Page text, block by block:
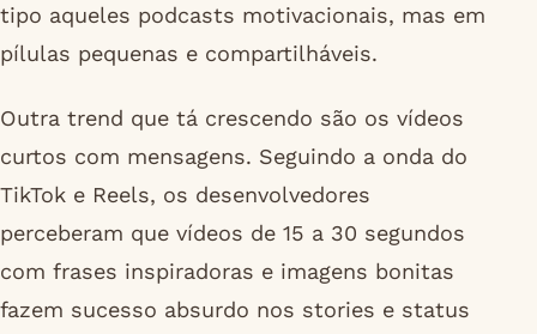
tipo aqueles podcasts motivacionais, mas em
pílulas pequenas e compartilháveis.
Outra trend que tá crescendo são os vídeos
curtos com mensagens. Seguindo a onda do
TikTok e Reels, os desenvolvedores
perceberam que vídeos de 15 a 30 segundos
com frases inspiradoras e imagens bonitas
fazem sucesso absurdo nos stories e status